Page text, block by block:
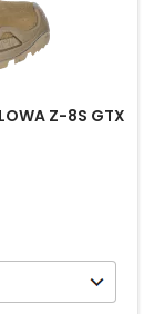
Z-8S GTX